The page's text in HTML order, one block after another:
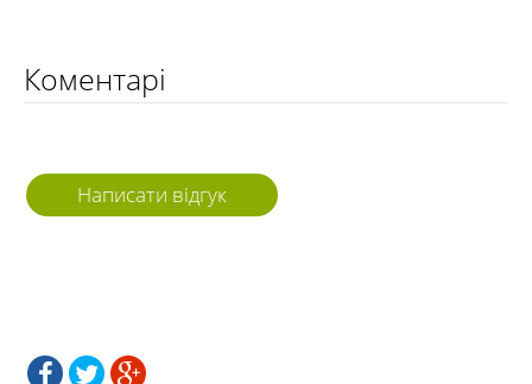
Коментарі
Написати відгук